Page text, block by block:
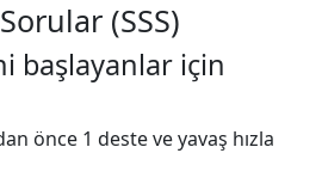
(SSS)
başlayanlar için
önce 1 deste ve yavaş hızla